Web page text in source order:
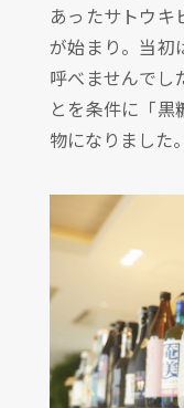
あったサトウキ
が始まり。当初
呼べませんでし
とを条件に「
物になりました。